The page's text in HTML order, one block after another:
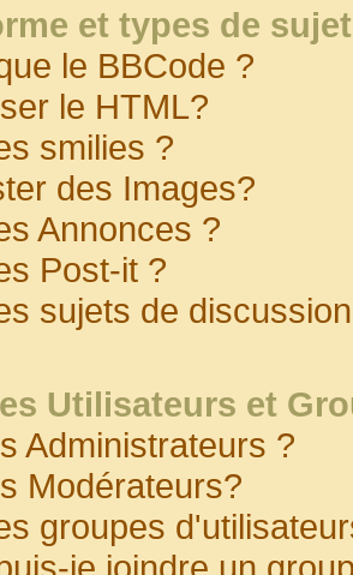
et types de
le BBCode ?
le HTML?
smilies ?
des Images?
Annonces ?
Post-it ?
sujets de
Utilisateurs et
Administrateurs ?
Modérateurs?
groupes